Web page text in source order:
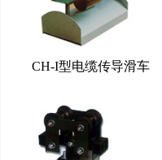
CH-I型电缆传导滑车